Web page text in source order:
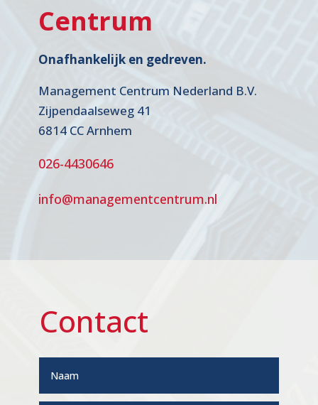
Centrum
Onafhankelijk en gedreven.
Management Centrum Nederland B.V.
Zijpendaalseweg 41
6814 CC Arnhem
026-4430646
info@managementcentrum.nl
Contact